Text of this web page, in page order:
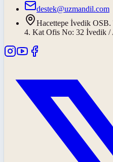
destek@uzmandil.com
Hacettepe İvedik
4. Kat Ofis No: 32 İvedik